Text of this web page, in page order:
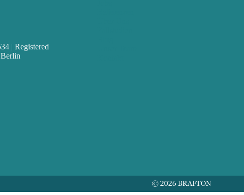
| Registered
© 2026 BRAFTON